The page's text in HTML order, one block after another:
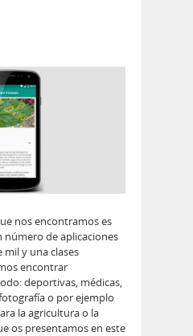
nos encontramos es
de aplicaciones
y una clases
encontrar
deportivas, médicas,
o por ejemplo
la agricultura o la
os presentamos en este